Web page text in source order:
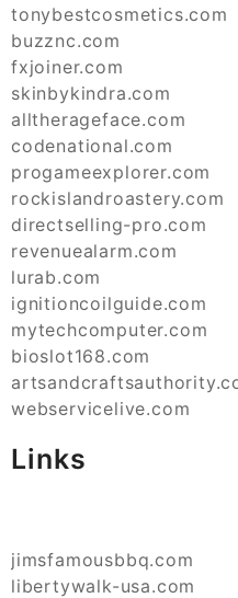
tonybestcosmetics.com
buzznc.com
fxjoiner.com
skinbykindra.com
alltherageface.com
codenational.com
progameexplorer.com
rockislandroastery.com
directselling-pro.com
revenuealarm.com
lurab.com
ignitioncoilguide.com
mytechcomputer.com
bioslot168.com
webservicelive.com
Links
jimsfamousbbq.com
libertywalk-usa.com